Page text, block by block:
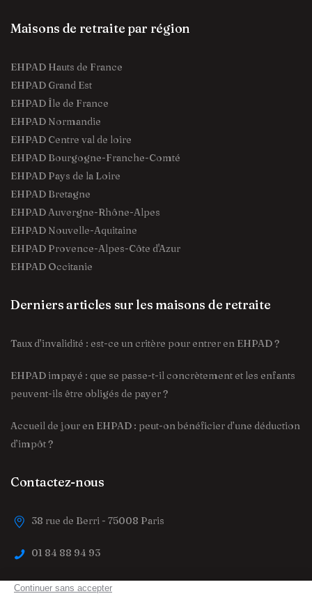
Maisons de retraite par région
EHPAD Hauts de France
EHPAD Grand Est
EHPAD Île de France
EHPAD Normandie
EHPAD Centre val de loire
EHPAD Bourgogne-Franche-Comté
EHPAD Pays de la Loire
EHPAD Bretagne
EHPAD Auvergne-Rhône-Alpes
EHPAD Nouvelle-Aquitaine
EHPAD Provence-Alpes-Côte d'Azur
EHPAD Occitanie
Derniers articles sur les maisons de retraite
Taux d’invalidité : est-ce un critère pour entrer en EHPAD ?
EHPAD impayé : que se passe-t-il concrètement et les enfants
peuvent-ils être obligés de payer ?
Accueil de jour en EHPAD : peut-on bénéficier d’une déduction
d’impôt ?
Contactez-nous
38 rue de Berri - 75008 Paris
01 84 88 94 93
contact@trouver-maison-de-retraite.fr